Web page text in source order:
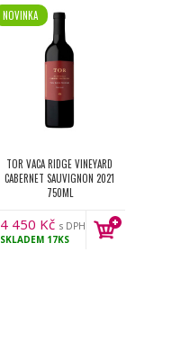
NOVINKA
TOR VACA RIDGE VINEYARD
CABERNET SAUVIGNON 2021
750ML
4 450 Kč s DPH
SKLADEM 17KS